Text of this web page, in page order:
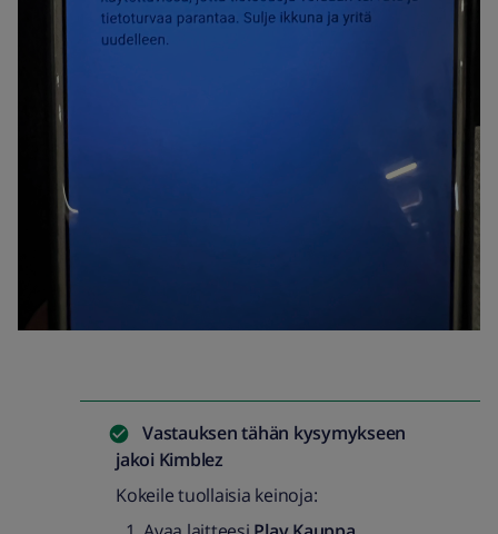
Vastauksen tähän kysymykseen
jakoi Kimblez
Kokeile tuollaisia keinoja: